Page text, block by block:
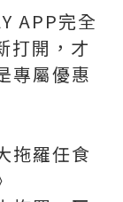
APP完全
打開，才
專屬優惠
拖羅任食